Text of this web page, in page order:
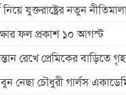
নিয়ে যুক্তরাষ্ট্রের নতুন
ফল প্রকাশ ১০ আগস্ট
রেখে প্রেমিকের বাড়িতে
নেছা চৌধুরী গার্লস